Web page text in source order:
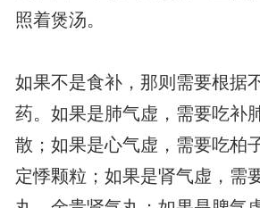
照着煲汤。
如果不是食补，那则需要根据
药。如果是肺气虚，需要吃补
散；如果是心气虚，需要吃柏
定悸颗粒；如果是肾气虚，需